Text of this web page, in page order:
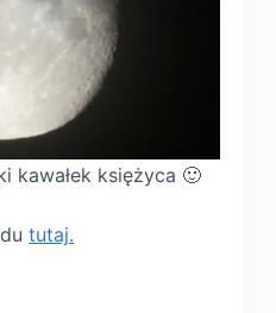
księżyca 🙂
tutaj.